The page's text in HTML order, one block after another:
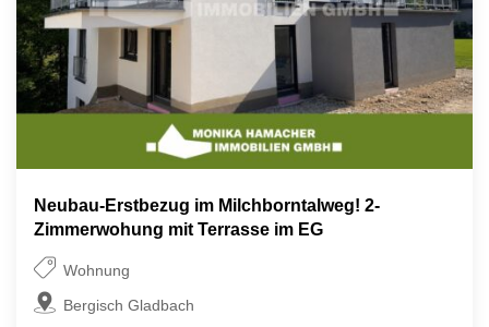
Neubau-Erstbezug im Milchborntalweg! 2-
Zimmerwohung mit Terrasse im EG
Wohnung
Bergisch Gladbach